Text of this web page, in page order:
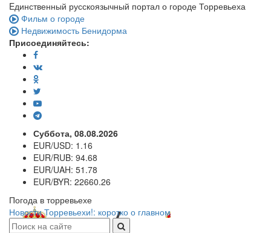
Eдинственный русскоязычный портал о городе Торревьеха
Фильм о городе
Недвижимость Бенидорма
Присоединяйтесь:
Суббота, 08.08.2026
EUR/USD: 1.16
EUR/RUB: 94.68
EUR/UAH: 51.78
EUR/BYR: 22660.26
Погода в торревьехе
Новости Торревьехи!: коротко о главном